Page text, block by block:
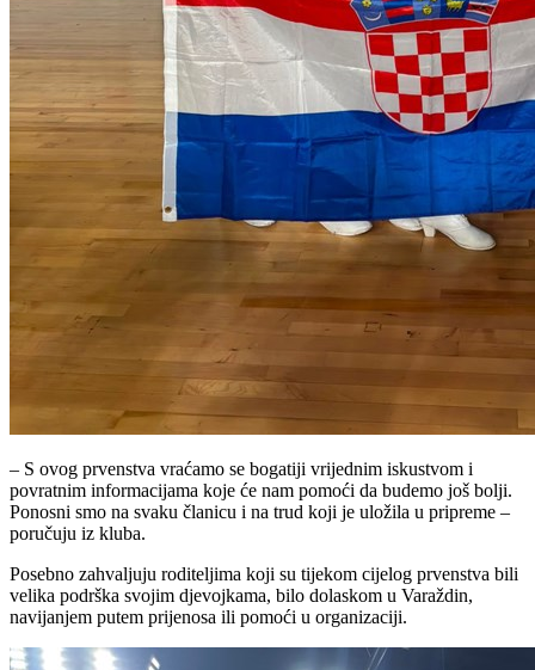
– S ovog prvenstva vraćamo se bogatiji vrijednim iskustvom i
povratnim informacijama koje će nam pomoći da budemo još bolji.
Ponosni smo na svaku članicu i na trud koji je uložila u pripreme –
poručuju iz kluba.
Posebno zahvaljuju roditeljima koji su tijekom cijelog prvenstva bili
velika podrška svojim djevojkama, bilo dolaskom u Varaždin,
navijanjem putem prijenosa ili pomoći u organizaciji.